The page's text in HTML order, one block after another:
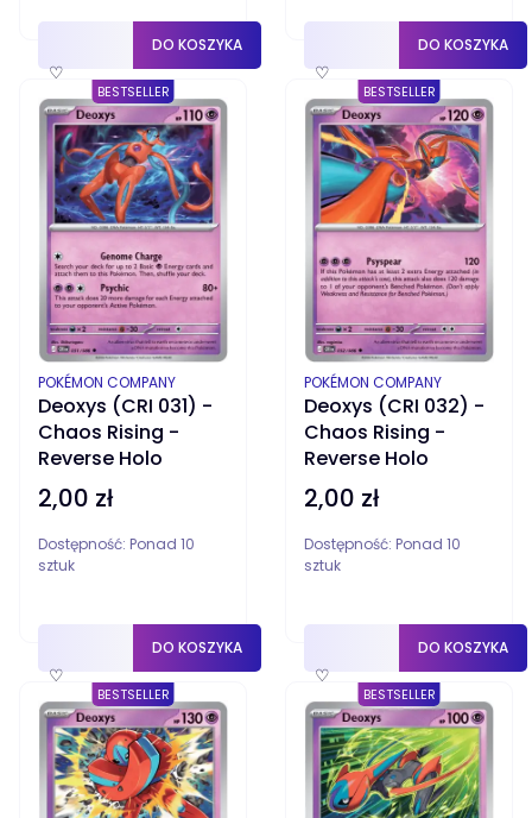
♡
DO KOSZYKA
♡
DO KOSZYKA
BESTSELLER
Deoxys (CRI 031) -
Chaos Rising -
Reverse Holo
PRODUCENT
POKÉMON COMPANY
Cena
2,00 zł
Dostępność: Ponad 10
sztuk
♡
DO KOSZYKA
BESTSELLER
Deoxys (CRI 032) -
Chaos Rising -
Reverse Holo
PRODUCENT
POKÉMON COMPANY
Cena
2,00 zł
Dostępność: Ponad 10
sztuk
♡
DO KOSZYKA
BESTSELLER BESTSELLER